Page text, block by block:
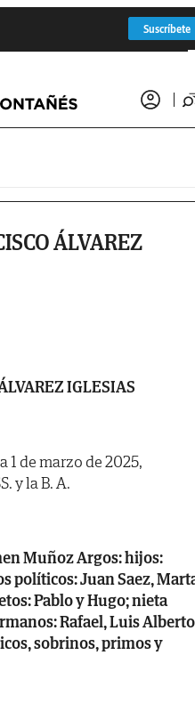
Suscríbete
ÁLVAREZ
IGLESIAS
1 de marzo de 2025,
y la B. A.
Muñoz Argos: hijos:
políticos: Juan Saez,
Pablo y Hugo; nieta
Rafael, Luis Alberto
sobrinos, primos y